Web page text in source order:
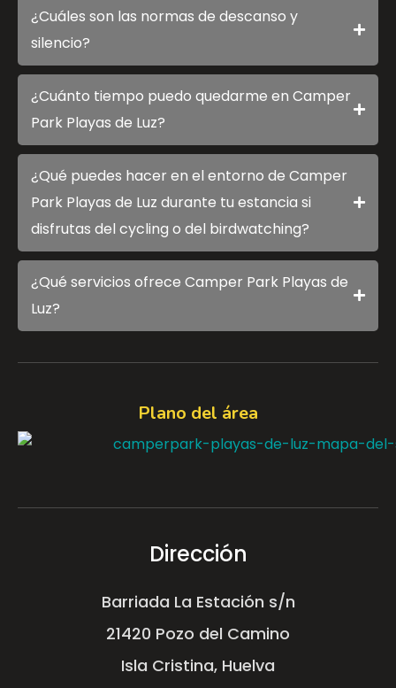
¿Cuáles son las normas de descanso y
silencio?
¿Cuánto tiempo puedo quedarme en Camper
Park Playas de Luz?
¿Qué puedes hacer en el entorno de Camper
Park Playas de Luz durante tu estancia si
disfrutas del cycling o del birdwatching?
¿Qué servicios ofrece Camper Park Playas de
Luz?
Plano del área
Dirección
Barriada La Estación s/n
21420 Pozo del Camino
Isla Cristina, Huelva